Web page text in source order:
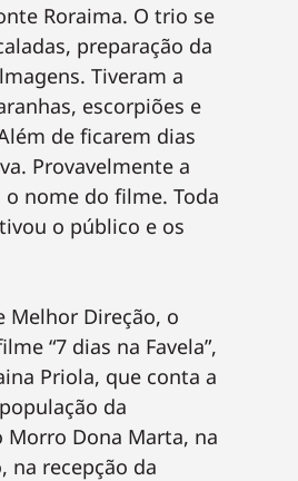
Roraima. O trio se
preparação da
Tiveram a
escorpiões e
de ficarem dias
Provavelmente a
nome do filme. Toda
o público e os
Melhor Direção, o
“7 dias na Favela”,
Priola, que conta a
da
Morro Dona Marta, na
na recepção da